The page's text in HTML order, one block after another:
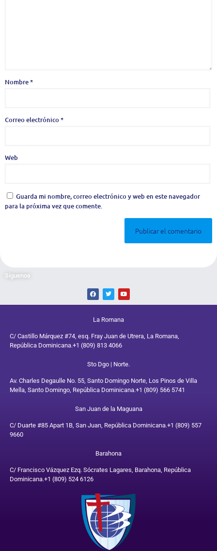
Nombre*
Correo electrónico*
Web
Guarda mi nombre, correo electrónico y web en este navegador
para la próxima vez que comente.
Síguenos
La Romana
C/ Castillo Márquez #74, esq. Fray Juan de Utrera, La Romana,
República Dominicana.+1 (809) 813 4066
Sto Dgo | Norte.
Av. Charles Degaulle No. 55, Santo Domingo Norte, Los Pinos de Villa
Mella, Santo Domingo, República Dominicana.+1 (809) 566 5741
San Juan de la Maguana
C/ Duarte #85 Apart 1B, San Juan, República Dominicana.+1 (809) 557
9660
Barahona
C/ Francisco Vázquez Ezq. Sócrates Lagares, Barahona, República
Dominicana.+1 (809) 524 6126